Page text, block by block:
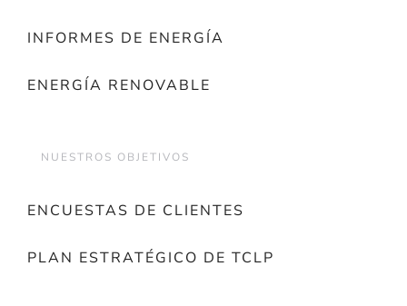
INFORMES DE ENERGÍA
ENERGÍA RENOVABLE
NUESTROS OBJETIVOS
ENCUESTAS DE CLIENTES
PLAN ESTRATÉGICO DE TCLP